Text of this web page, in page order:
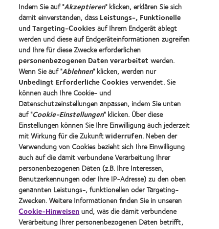
Kontaktlinsenspezialisten - Suche
Kontaktlinsen und Sehvermögen
Neuer Träger
Erfahrener Träger
Blog
Über CooperVision
Karriere
News-Zentrum
Kontakt
Legal
Datenschutzrichtlinie
Cookie-Hinweise
Nutzungsbedingungen
Indem Sie auf "Akzeptieren" klicken, erklären Sie sich
damit einverstanden, dass Leistungs-, Funktionelle
undTargeting-Cookiesauf Ihrem Endgerät ablegt
werden und diese auf Endgeräteinformationen zugreifen
und Ihre für diese Zwecke erforderlichen
personenbezogenen Daten verarbeitet werden.
Wenn Sie auf "Ablehnen" klicken, werden nur
Unbedingt Erforderliche Cookiesverwendet. Sie
können auch Ihre Cookie- und
Datenschutzeinstellungen anpassen, indem Sie unten
auf "Cookie-Einstellungen" klicken. Über diese
Einstellungen können Sie Ihre Einwilligung auch jederzeit
mit Wirkung für die Zukunftwiderrufen. Neben der
Verwendung von Cookies bezieht sich Ihre Einwilligung
auch auf die damit verbundene Verarbeitung Ihrer
personenbezogenen Daten (z.B. Ihre Interessen,
Benutzerkennungen oder Ihre IP-Adresse) zu den oben
genannten Leistungs-, funktionellen oder Targeting-
Zwecken. Weitere Informationen finden Sie in unseren
Cookie-Hinweisen und, was die damit verbundene
Verarbeitung Ihrer personenbezogenen Daten betrifft,